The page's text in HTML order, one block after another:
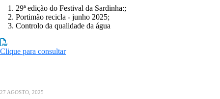
29ª edição do Festival da Sardinha:;
Portimão recicla - junho 2025;
Controlo da qualidade da água
Clique para consultar
27 AGOSTO, 2025